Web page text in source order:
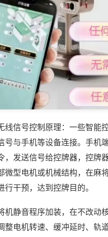
线信号控制原理：一些智能
号与手机等设备连接。手机
，发送信号给控牌器，控牌
微型电机或机械结构，在麻
行干预，达到控牌目的。
机静音程序加装，在不改动
整电机转速、缓冲延时、轨